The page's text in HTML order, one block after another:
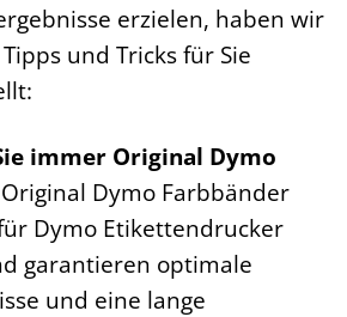
erzielen, haben wir
und Tricks für Sie
immer Original Dymo
Dymo Farbbänder
Dymo Etikettendrucker
garantieren optimale
und eine lange